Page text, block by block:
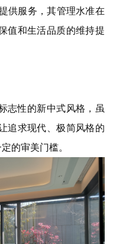
服务，其管理水准在
值和生活品质的维持提
性的新中式风格，虽
追求现代、极简风格的
的审美门槛。